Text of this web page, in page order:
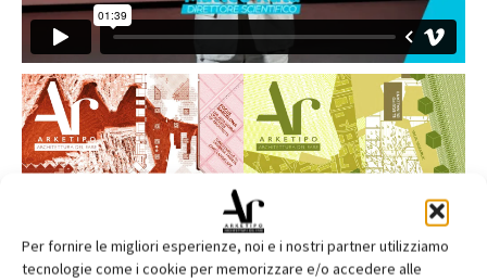
Per fornire le migliori esperienze, noi e i nostri partner utilizziamo
tecnologie come i cookie per memorizzare e/o accedere alle